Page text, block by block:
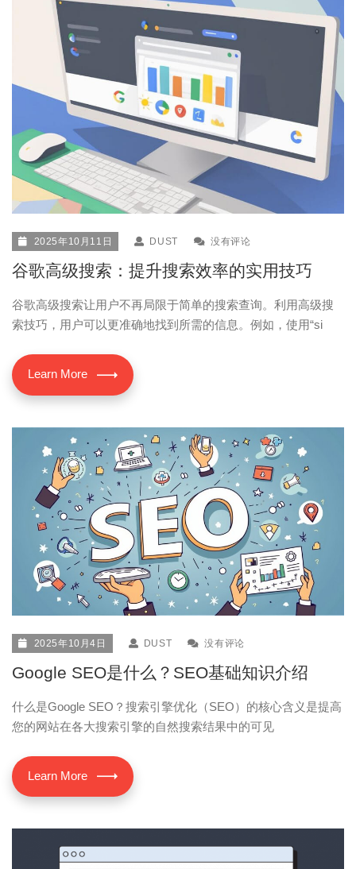
2025年10月11日 DUST 没有评论
谷歌高级搜索：提升搜索效率的实用技巧
谷歌高级搜索让用户不再局限于简单的搜索查询。利用高级搜
索技巧，用户可以更准确地找到所需的信息。例如，使用“si
Learn More
2025年10月4日 DUST 没有评论
Google SEO是什么？SEO基础知识介绍
什么是Google SEO？搜索引擎优化（SEO）的核心含义是提高
您的网站在各大搜索引擎的自然搜索结果中的可见
Learn More